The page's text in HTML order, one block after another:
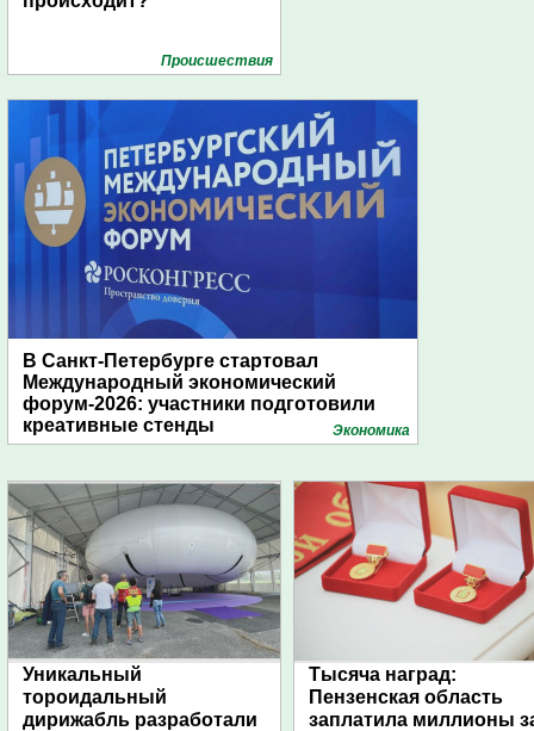
Проиcшествия
В Санкт-Петербурге стартовал
Международный экономический
форум-2026: участники подготовили
креативные стенды
Экономика
Уникальный
тороидальный
дирижабль разработали
Тысяча наград:
Пензенская область
заплатила миллионы